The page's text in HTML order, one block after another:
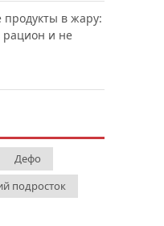
в жару:
рацион и не
Дефо
подросток